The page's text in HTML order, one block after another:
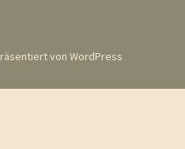
von WordPress